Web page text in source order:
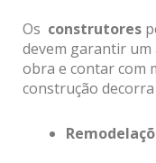
Os construtores
devem garantir
obra e contar com
construção